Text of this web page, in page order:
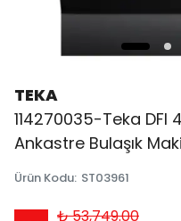
TEKA
114270035-Teka DFI
Ankastre Bulaşık
Ürün Kodu: ST03961
₺ 53,749.00